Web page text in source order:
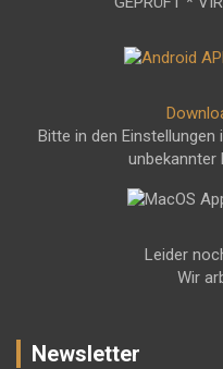
Bitte in den
unbekannter
Leider
Wir
Newsletter